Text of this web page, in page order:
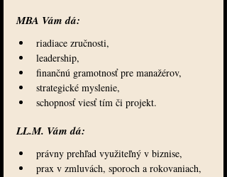
MBA Vám dá:
riadiace zručnosti,
leadership,
finančnú gramotnosť pre manažérov,
strategické myslenie,
schopnosť viesť tím či projekt.
LL.M. Vám dá:
právny prehľad využiteľný v biznise,
prax v zmluvách, sporoch a rokovaniach,